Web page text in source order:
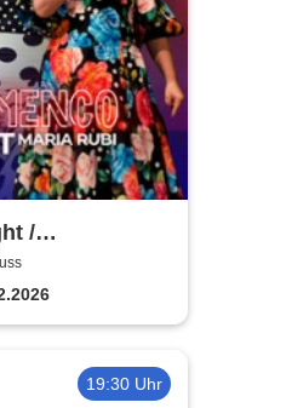
/
Tour 26/27 -
19:30 Uhr